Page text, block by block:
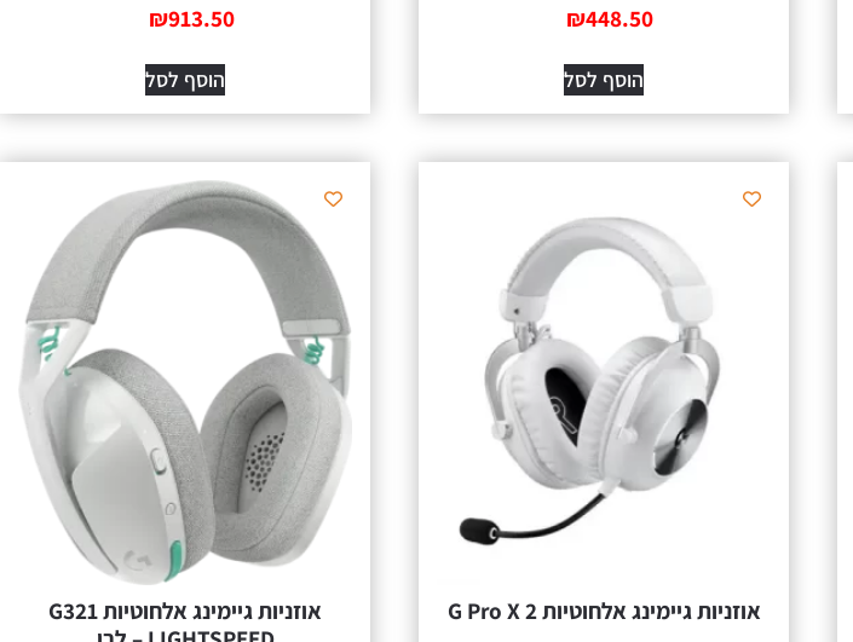
₪448.50
הוסף לסל
₪913.50
הוסף לסל
אוזניות גיימינג אלחוטיות G Pro X 2
אוזניות גיימינג אלחוטיות G321